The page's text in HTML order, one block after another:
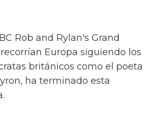
Rob and Rylan's Grand
Europa siguiendo los
británicos como el poeta
ha terminado esta